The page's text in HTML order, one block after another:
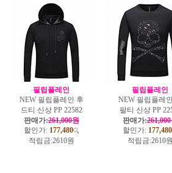
필립플레인
NEW 필립플레인 후
드티 신상 PP 22582
판매가:261,000원
할인가: 177,480
적립금:2610원
필립플레인
NEW 필립플레
팔티 신상 PP
판매가:
할인가: 177,480
적립금:2610